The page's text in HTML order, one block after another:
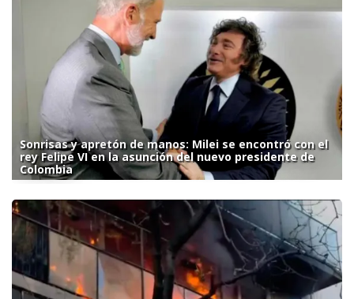
Sonrisas y apretón de manos: Milei se encontró con el
rey Felipe VI en la asunción del nuevo presidente de
Colombia